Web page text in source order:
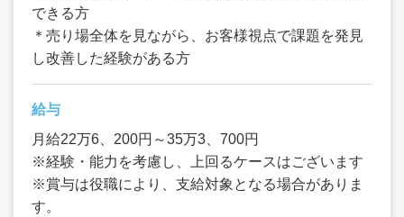
できる方
＊売り場全体を見ながら、お客様視点で課題を発見
し改善した経験がある方
給与
月給22万6、200円～35万3、700円
※経験・能力を考慮し、上回るケースはございます
※賞与は役職により、支給対象となる場合がありま
す。